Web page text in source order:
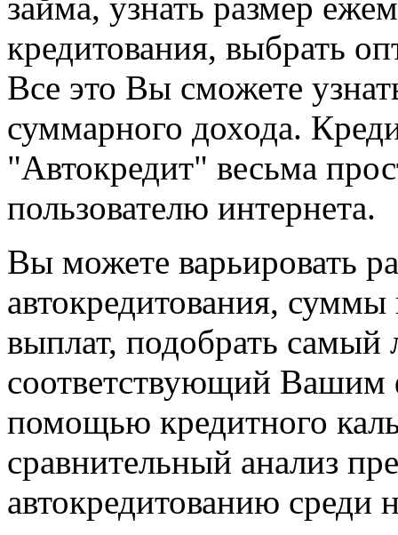
кредитования, выбрать
Все это Вы сможете
суммарного дохода.
"Автокредит" весьма
пользователю интернета.
Вы можете варьировать
автокредитования,
выплат, подобрать
соответствующий
помощью кредитного
сравнительный анализ
автокредитованию среди